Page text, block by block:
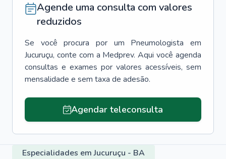
Agende uma consulta com valores
reduzidos
Se você procura por um Pneumologista
em
Jucuruçu, conte com a Medprev. Aqui você agenda
consultas e exames por valores acessíveis, sem
mensalidade e sem taxa de adesão.
Agendar teleconsulta
Especialidades em Jucuruçu - BA